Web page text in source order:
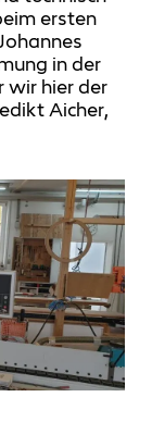
ersten
in der
wir hier der
Aicher,